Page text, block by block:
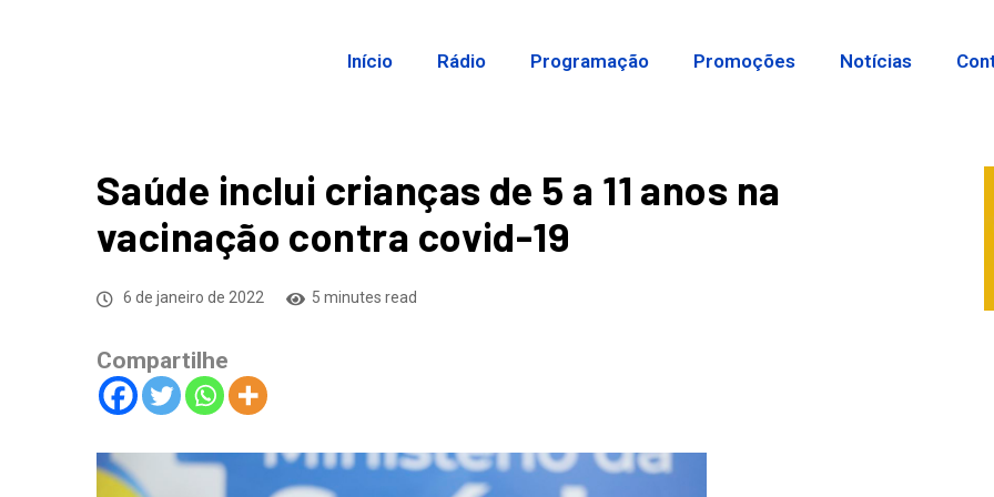
Início Rádio Programação Promoções Notícias
Saúde inclui crianças de 5 a 11 anos na
vacinação contra covid-19
6 de janeiro de 2022 5 minutes read
Compartilhe